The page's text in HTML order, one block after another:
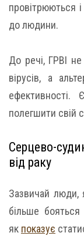
провітрюються
до людини.
До речі, ГРВІ не
вірусів, а
полегшити свій
Серцево-
від раку
Зазвичай люди,
більше
як показує